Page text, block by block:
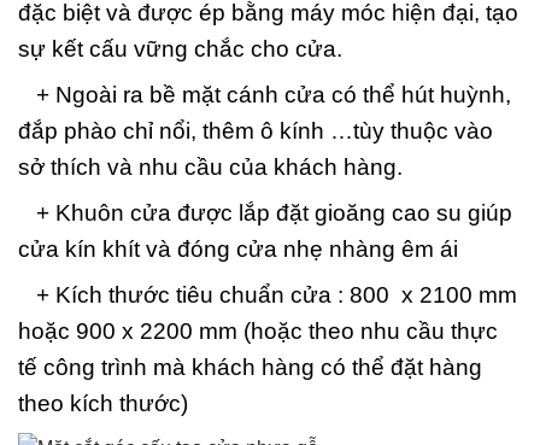
đặc biệt và được ép bằng máy móc hiện đại, tạo
sự kết cấu vững chắc cho cửa.
+ Ngoài ra bề mặt cánh cửa có thể hút huỳnh,
đắp phào chỉ nổi, thêm ô kính …tùy thuộc vào
sở thích và nhu cầu của khách hàng.
+ Khuôn cửa được lắp đặt gioăng cao su giúp
cửa kín khít và đóng cửa nhẹ nhàng êm ái
+ Kích thước tiêu chuẩn cửa : 800 x 2100 mm
hoặc 900 x 2200 mm (hoặc theo nhu cầu thực
tế công trình mà khách hàng có thể đặt hàng
theo kích thước)